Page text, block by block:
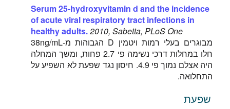
Serum 25-hydroxyvitamin d and the incidence
of acute viral respiratory tract infections in
healthy adults.2010, Sabetta, PLoS One
מבוגרים בעלי רמות ויטמין D הגבוהות מ-38ng/mL
חלו במחלות דרכי נשימה פי 2.7 פחות, ומשך המחלה
היה אצלם נמוך פי 4.9. חיסון נגד שפעת לא השפיע על
התחלואה.
שפעת